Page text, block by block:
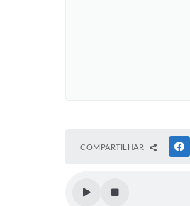
COMPARTILHAR